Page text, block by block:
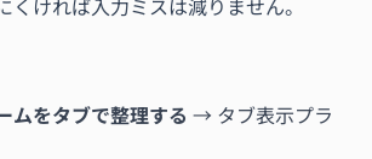
ムをタブで整理する → タブ表示プラ